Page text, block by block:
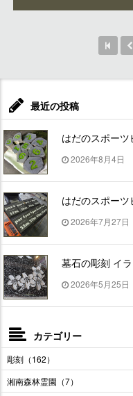
最近の投稿
はだのスポー
2026年8月4日
はだのスポー
2026年7月27日
墓石の彫刻 イ
2026年5月25日
カテゴリー
彫刻（162）
湘南森林霊園（7）